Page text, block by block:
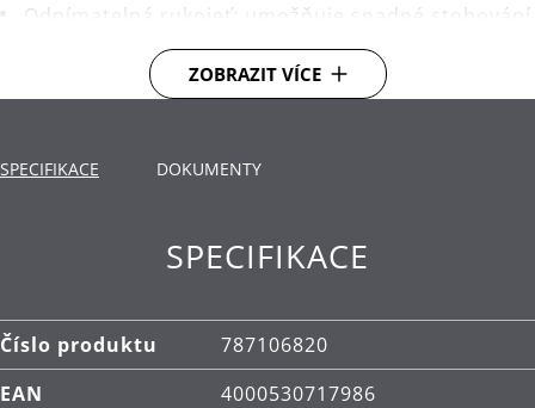
Odnímatelná rukojeť: umožňuje snadné stohování
všech částí nádobí.
Materiál: vysoce kvalitní nerezová ocel
Rukojeť čistěte ručně.
ZOBRAZIT VÍCE
SPECIFIKACE DOKUMENTY
SPECIFIKACE
Číslo produktu
787106820
EAN
4000530717986